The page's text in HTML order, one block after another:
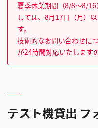
夏季休業期間（8/8～8/
しては、8月17日（月）
す。
技術的なお問い合わせに
が24時間対応いたします
テスト機貸出 フ